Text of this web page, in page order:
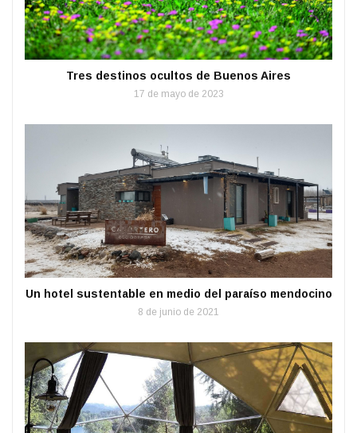
Tres destinos ocultos de Buenos Aires
17 de mayo de 2023
Un hotel sustentable en medio del paraíso mendocino
8 de junio de 2021